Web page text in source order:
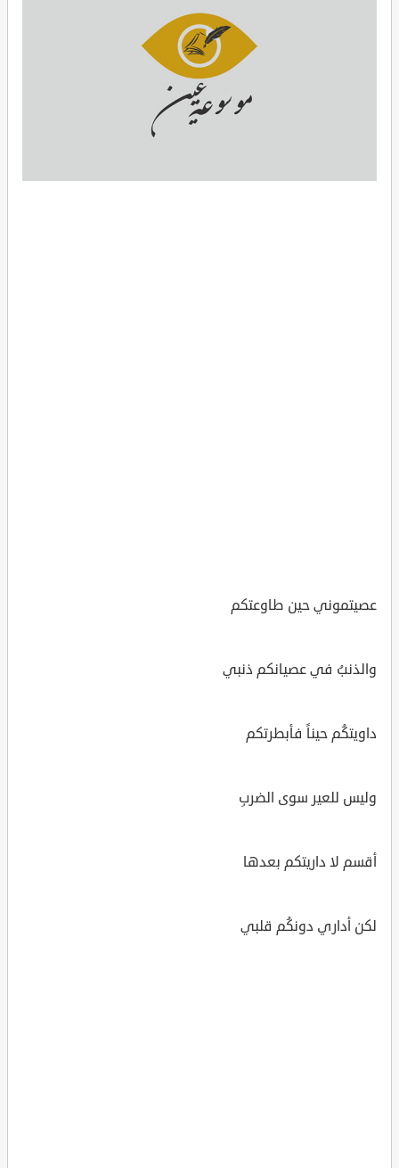
عصيتموني حين طاوعتكم
والذنبُ في عصيانكم ذنبي
داويتكُم حيناً فأبطرتكم
وليس للعير سوى الضربِ
أقسم لا داريتكم بعدها
لكن أداري دونكُم قلبي